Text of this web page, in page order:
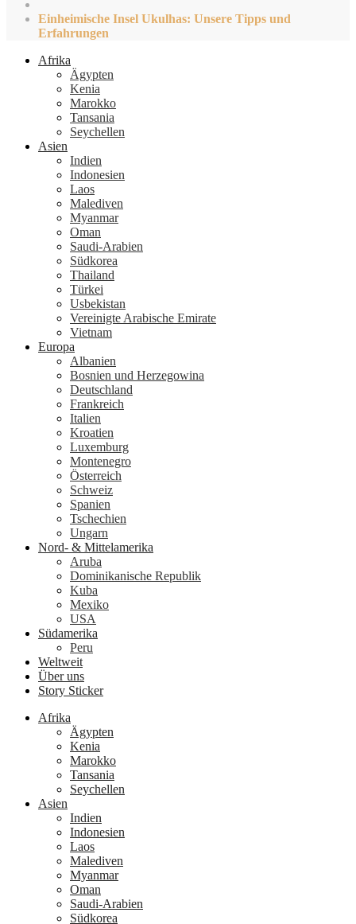
Einheimische Insel Ukulhas: Unsere Tipps und
Erfahrungen
Afrika
Ägypten
Kenia
Marokko
Tansania
Seychellen
Asien
Indien
Indonesien
Laos
Malediven
Myanmar
Oman
Saudi-Arabien
Südkorea
Thailand
Türkei
Usbekistan
Vereinigte Arabische Emirate
Vietnam
Europa
Albanien
Bosnien und Herzegowina
Deutschland
Frankreich
Italien
Kroatien
Luxemburg
Montenegro
Österreich
Schweiz
Spanien
Tschechien
Ungarn
Nord- & Mittelamerika
Aruba
Dominikanische Republik
Kuba
Mexiko
USA
Südamerika
Peru
Weltweit
Über uns
Story Sticker
Afrika
Ägypten
Kenia
Marokko
Tansania
Seychellen
Asien
Indien
Indonesien
Laos
Malediven
Myanmar
Oman
Saudi-Arabien
Südkorea